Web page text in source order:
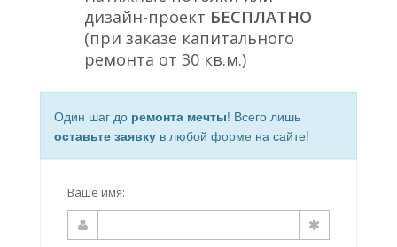
дизайн-проект БЕСПЛАТНО
(при заказе капитального
ремонта от 30 кв.м.)
Один шаг до ремонта мечты! Всего лишь
оставьте заявку в любой форме на сайте!
Ваше имя: